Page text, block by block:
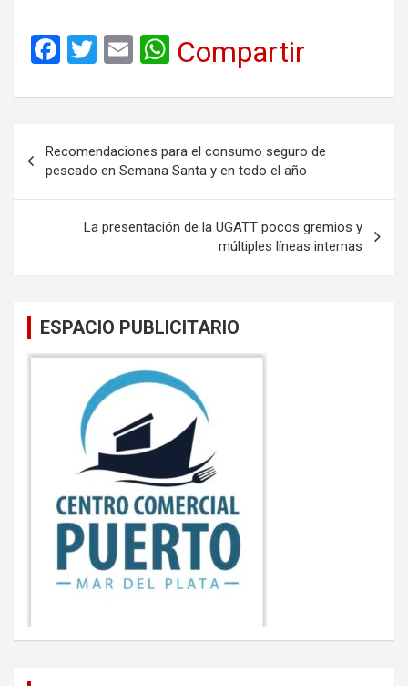
F
ce
o
o
T
tt
er
E
ail
W
at
A
p
p
Compartir
de
entradas
Recomendaciones para el consumo seguro de
pescado en Semana Santa y en todo el año
La presentación de la UGATT pocos gremios y
múltiples líneas internas
ESPACIO PUBLICITARIO